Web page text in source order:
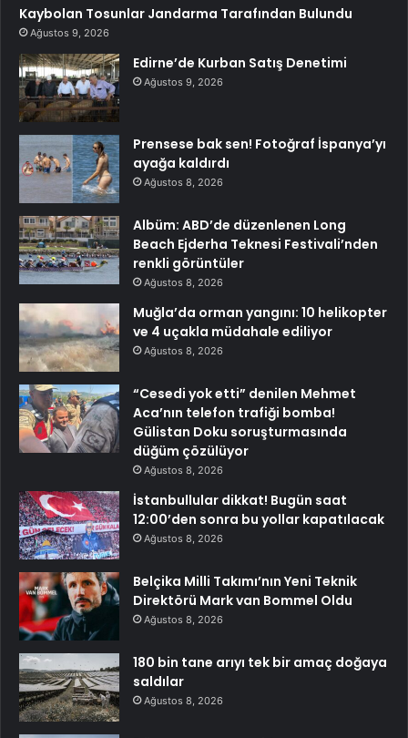
Kaybolan Tosunlar Jandarma Tarafından Bulundu
Ağustos 9, 2026
Edirne’de Kurban Satış Denetimi
Ağustos 9, 2026
Prensese bak sen! Fotoğraf İspanya’yı
ayağa kaldırdı
Ağustos 8, 2026
Albüm: ABD’de düzenlenen Long
Beach Ejderha Teknesi Festivali’nden
renkli görüntüler
Ağustos 8, 2026
Muğla’da orman yangını: 10 helikopter
ve 4 uçakla müdahale ediliyor
Ağustos 8, 2026
“Cesedi yok etti” denilen Mehmet
Aca’nın telefon trafiği bomba!
Gülistan Doku soruşturmasında
düğüm çözülüyor
Ağustos 8, 2026
İstanbullular dikkat! Bugün saat
12:00’den sonra bu yollar kapatılacak
Ağustos 8, 2026
Belçika Milli Takımı’nın Yeni Teknik
Direktörü Mark van Bommel Oldu
Ağustos 8, 2026
180 bin tane arıyı tek bir amaç doğaya
saldılar
Ağustos 8, 2026